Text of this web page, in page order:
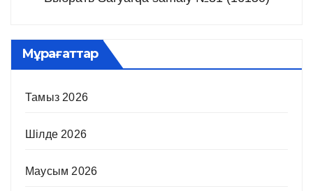
Мұрағаттар
Тамыз 2026
Шілде 2026
Маусым 2026